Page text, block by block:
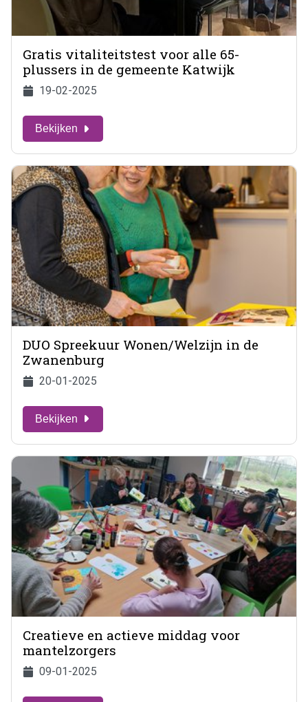
Gratis vitaliteitstest voor alle 65-
plussers in de gemeente Katwijk
19-02-2025
Bekijken
DUO Spreekuur Wonen/Welzijn in de
Zwanenburg
20-01-2025
Bekijken
Creatieve en actieve middag voor
mantelzorgers
09-01-2025